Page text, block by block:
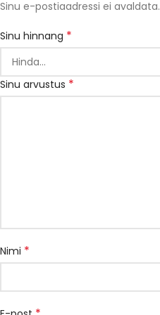
Sinu e-postiaadressi ei avaldata.
Sinu hinnang *
Sinu arvustus *
Nimi *